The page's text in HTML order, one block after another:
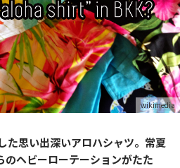
wikimedia
た思い出深いアロハシャツ。常夏
のヘビーローテーションがたた